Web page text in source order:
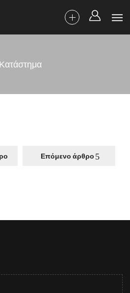
Κατάστημα
Επόμενο άρθρο